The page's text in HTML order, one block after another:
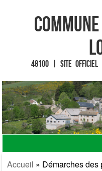
48100 | Site officiel
Fin du contenu
Accueil » Démarches des